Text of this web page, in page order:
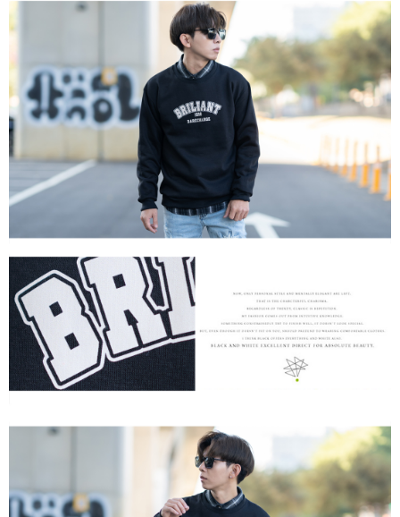
時審查核予不同之上限額度；若仍有額度不足之情形，本公司將視審查結果
５．嚴禁一人註冊多個帳號或使用他人資訊註冊。若發現惡意使用之情形，
恩沛科技股份有限公司將有權停止該用戶之使用額度並採取法律行動。